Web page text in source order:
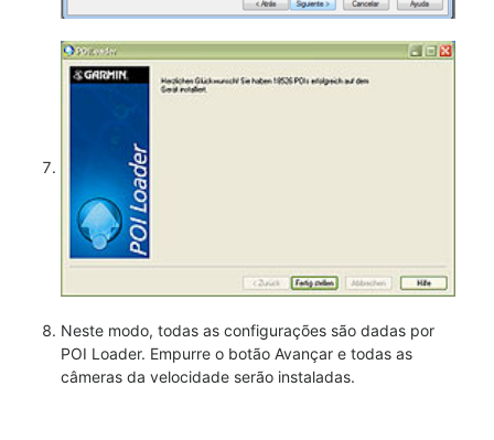
Neste modo, todas as configurações são dadas por
POI Loader. Empurre o botão Avançar e todas as
câmeras da velocidade serão instaladas.